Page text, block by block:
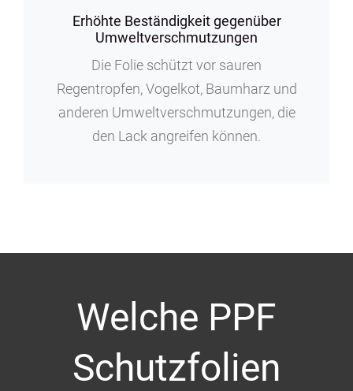
Erhöhte Beständigkeit gegenüber
Umweltverschmutzungen
Die Folie schützt vor sauren
Regentropfen, Vogelkot, Baumharz und
anderen Umweltverschmutzungen, die
den Lack angreifen können.
Welche PPF
Schutzfolien